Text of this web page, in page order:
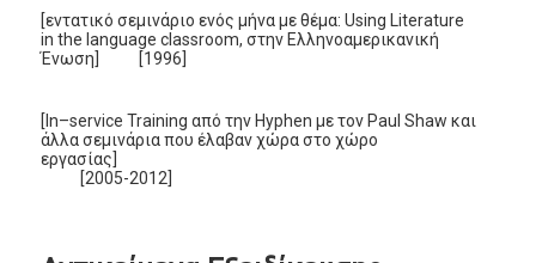
[εντατικό σεμινάριο ενός μήνα με θέμα: Using Literature
in the language classroom, στην Ελληνοαμερικανική
Ένωση] [1996]
[In–service Training από την Hyphen με τον Paul Shaw και
άλλα σεμινάρια που έλαβαν χώρα στο χώρο
εργασίας]
[2005-2012]